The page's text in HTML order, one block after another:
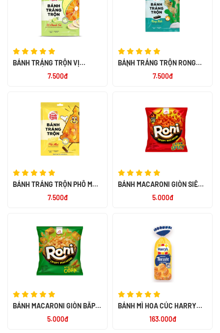
BÁNH TRÁNG TRỘN VỊ
7.500đ
BÁNH TRÁNG TRỘN RONG
7.500đ
BÁNH TRÁNG TRỘN PHÔ MAI
7.500đ
BÁNH MACARONI GIÒN SIÊU
5.000đ
BÁNH MACARONI GIÒN BẮP
5.000đ
BÁNH MÌ HOA CÚC HARRY
163.000đ